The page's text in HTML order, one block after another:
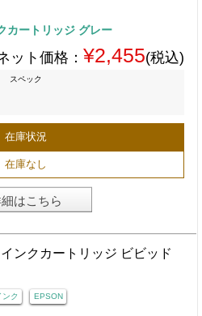
カートリッジ グレー
ット価格： ¥2,455(税込)
スペック
在庫状況
在庫なし
はこちら
ンク EPSON